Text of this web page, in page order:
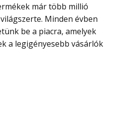
már több millió
Minden évben
be a piacra, amelyek
a legigényesebb vásárlók